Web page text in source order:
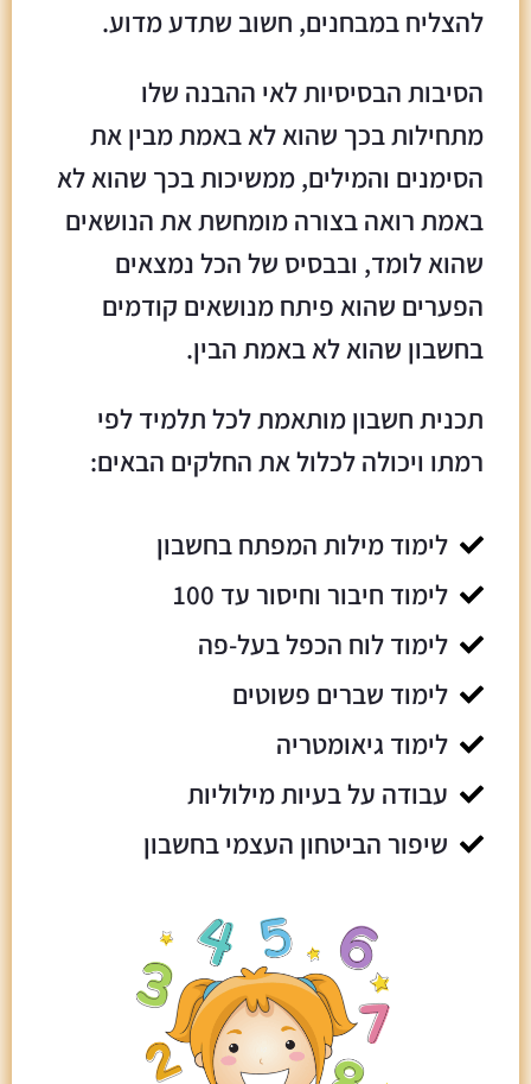
להצליח במבחנים, חשוב שתדע מדוע.
הסיבות הבסיסיות לאי ההבנה שלו
מתחילות בכך שהוא לא באמת מבין את
הסימנים והמילים, ממשיכות בכך שהוא לא
באמת רואה בצורה מומחשת את הנושאים
שהוא לומד, ובבסיס של הכל נמצאים
הפערים שהוא פיתח מנושאים קודמים
בחשבון שהוא לא באמת הבין.
תכנית חשבון מותאמת לכל תלמיד לפי
רמתו ויכולה לכלול את החלקים הבאים:
לימוד מילות המפתח בחשבון
לימוד חיבור וחיסור עד 100
לימוד לוח הכפל בעל-פה
לימוד שברים פשוטים
לימוד גיאומטריה
עבודה על בעיות מילוליות
שיפור הביטחון העצמי בחשבון